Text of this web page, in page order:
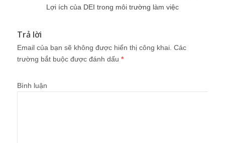
Lợi ích của DEI trong môi trường làm việc
Trả lời
Email của bạn sẽ không được hiển thị công khai. Các
trường bắt buộc được đánh dấu *
Bình luận